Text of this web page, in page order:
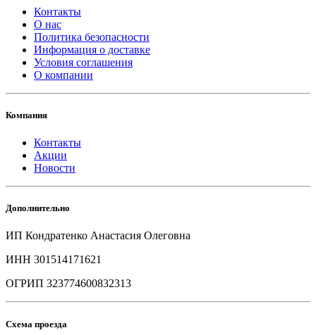
Контакты
О нас
Политика безопасности
Информация о доставке
Условия соглашения
О компании
Компания
Контакты
Акции
Новости
Дополнительно
ИП Кондратенко Анастасия Олеговна
ИНН 301514171621
ОГРИП 323774600832313
Схема проезда